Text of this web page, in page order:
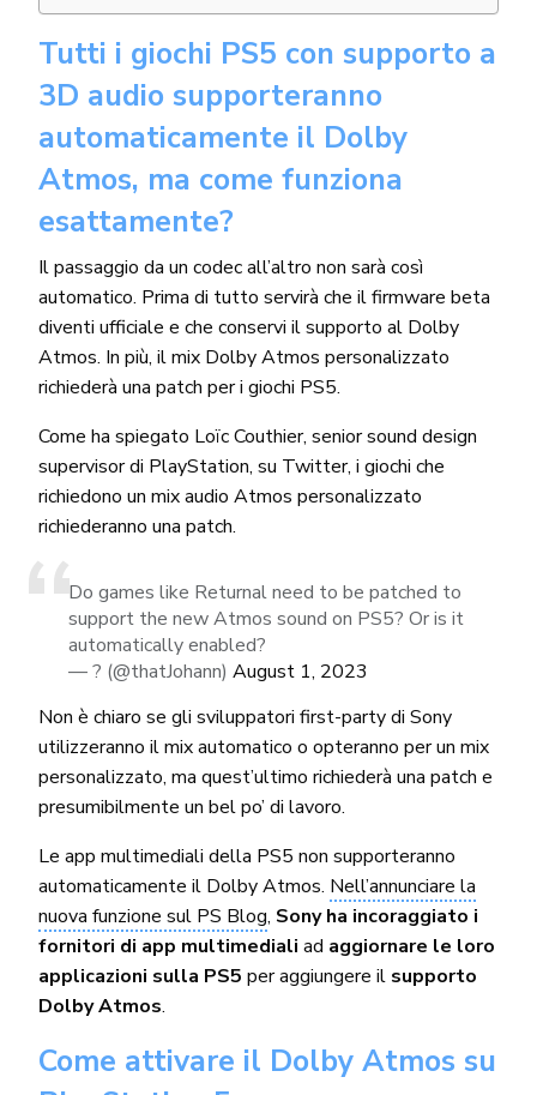
Tutti i giochi PS5 con supporto a
3D audio supporteranno
automaticamente il Dolby
Atmos, ma come funziona
esattamente?
Il passaggio da un codec all’altro non sarà così
automatico. Prima di tutto servirà che il firmware beta
diventi ufficiale e che conservi il supporto al Dolby
Atmos. In più, il mix Dolby Atmos personalizzato
richiederà una patch per i giochi PS5.
Come ha spiegato Loïc Couthier, senior sound design
supervisor di PlayStation, su Twitter, i giochi che
richiedono un mix audio Atmos personalizzato
richiederanno una patch.
Do games like Returnal need to be patched to
support the new Atmos sound on PS5? Or is it
automatically enabled?
— ? (@thatJohann)August 1, 2023
Non è chiaro se gli sviluppatori first-party di Sony
utilizzeranno il mix automatico o opteranno per un mix
personalizzato, ma quest’ultimo richiederà una patch e
presumibilmente un bel po’ di lavoro.
Le app multimediali della PS5 non supporteranno
automaticamente il Dolby Atmos. Nell’annunciare la
nuova funzione sul PS Blog, Sony ha incoraggiato i
fornitori di app multimediali ad aggiornare le loro
applicazioni sulla PS5 per aggiungere il supporto
Dolby Atmos.
Come attivare il Dolby Atmos su